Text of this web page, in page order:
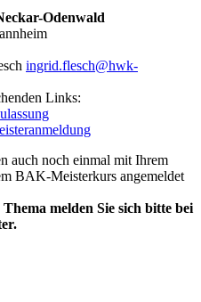
Odenwald
ingrid.flesch@hwk-
Links:
auch noch einmal mit Ihrem
BAK-Meisterkurs angemeldet
melden Sie sich bitte bei